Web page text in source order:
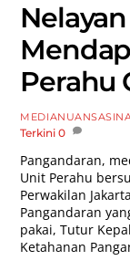
Perahu
Terkini 0
Pangandaran,
Unit Perahu
Perwakilan
Pangandaran
pakai, Tutur
Ketahanan